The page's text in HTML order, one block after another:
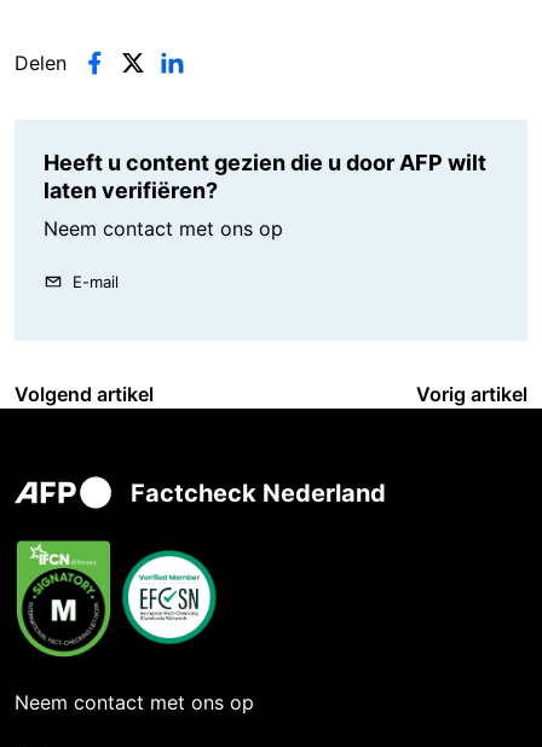
Delen
Heeft u content gezien die u door AFP wilt
laten verifiëren?
Neem contact met ons op
E-mail
Volgend artikel Vorig artikel
Factcheck Nederland
Neem contact met ons op